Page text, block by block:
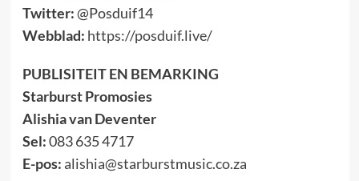
Twitter:@Posduif14
Webblad: https://posduif.live/
PUBLISITEIT EN BEMARKING
Starburst Promosies
Alishia van Deventer
Sel:083 635 4717
E-pos: alishia@starburstmusic.co.za